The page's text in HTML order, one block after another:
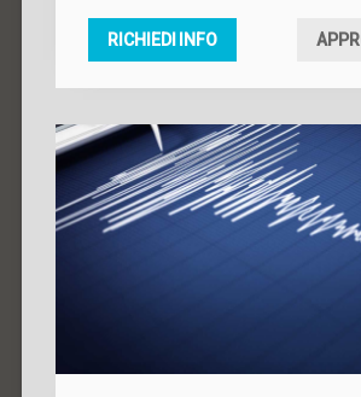
lavoratori che sono
vibrazioni.
RICHIEDI INFO